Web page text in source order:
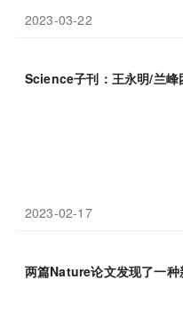
2023-03-22
Science子刊：王永明/兰峰
2023-02-17
两篇Nature论文发现了一种